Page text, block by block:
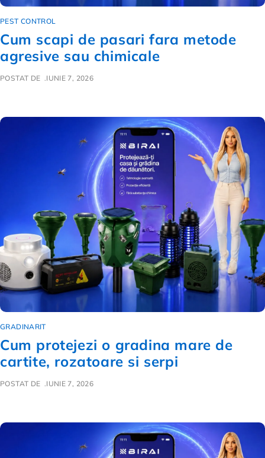
PEST CONTROL
Cum scapi de pasari fara metode
agresive sau chimicale
POSTAT DE IUNIE 7, 2026
GRADINARIT
Cum protejezi o gradina mare de
cartite, rozatoare si serpi
POSTAT DE IUNIE 7, 2026